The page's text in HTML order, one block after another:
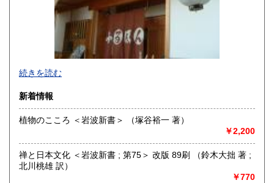
追分コロニーは「豊かな暮らし」をテーマにした「村の古本
屋」です。人が精神的に豊かな生活を送るための 様々な遊び
的「衣・食・住、アート、音楽、旅、 趣味、健康、文芸、経
済、社会、哲学、政治」 等の幅広いテーマを扱います。
続きを読む
新着情報
植物のこころ ＜岩波新書＞ （塚谷裕一 著）
￥2,200
禅と日本文化 ＜岩波新書 ; 第75＞ 改版 89刷 （鈴木大拙 著 ;
北川桃雄 訳）
￥770